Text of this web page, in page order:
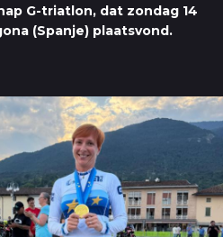
G-triatlon, dat zondag 14
(Spanje) plaatsvond.